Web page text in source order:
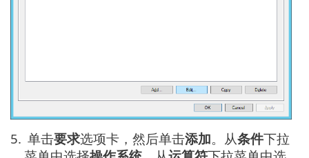
5. 单击要求选项卡，然后单击添加。从条件下拉